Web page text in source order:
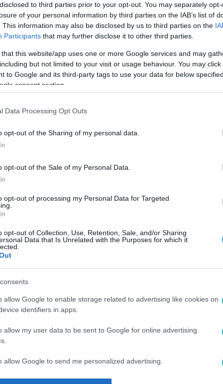
to third parties prior to your opt-out. You may separately
of your personal information by third parties on the IAB’s list of
This information may also be disclosed by us to third parties on the
Participants that may further disclose it to other third parties.
that this website/app uses one or more Google services and may
but not limited to your visit or usage behaviour. You may
to Google and its third-party tags to use your data for below
consent section.
Data Processing Opt Outs
opt-out of the Sharing of my personal data.
opt-out of the Sale of my Personal Data.
opt-out of processing my Personal Data for Targeted
opt-out of Collection, Use, Retention, Sale, and/or Sharing
Data that Is Unrelated with the Purposes for which it
allow Google to enable storage related to advertising like cookies on
identifiers in apps.
allow my user data to be sent to Google for online advertising
allow Google to send me personalized advertising.
07/2015
«Είναι στο χέρι μας η
Κανελλόπουλος θα φοράει και επίσημα τη φανέλα
Βόλου, με τον έμπειρο στράικερ να δεσμεύεται για άνοδο
Football League. Ο ταλαντούχος φορ επεσήμανε πως η
του στη mikriliga.com: «Όλα έγιναν πολύ […]
2015
Συνεχίζονται οι
ομάδας φαίνεται να βρίσκεται τις επόμενες ώρες ο
Κανελλόπουλος Στα… σκαριά, λοιπόν, βρίσκεται
αποχώρηση, αφού την πρόθεση του να αποχωρήσει από την
επιθετικός σήμερα θα έχει συνάντηση με τους
για να λύσει το συμβόλαιο του, ενώ δεν
[…]
2014
Μαγούλας: Με τους δυο η
ημέρα (06/03) επιφύλασσε δυο ευχάριστες
τον τεχνικό του Αστέρα, Δημήτρη Μαγκαφίνη καθώς είδε
το μέρος της προπόνησης. Χωρίς προβλήματα